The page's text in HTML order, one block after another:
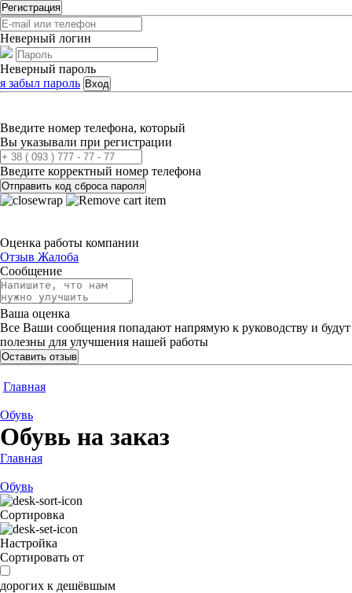
Регистрация
Неверный логин
Неверный пароль
я забыл пароль Вход
Введите номер телефона, который
Вы указывали при регистрации
Введите корректный номер телефона
Отправить код сброса пароля
Оценка работы компании
Отзыв Жалоба
Сообщение
Ваша оценка
Все Ваши сообщения попадают напрямую к руководству и будут
полезны для улучшения нашей работы
Оставить отзыв
Главная
Обувь
Обувь на заказ
Главная
Обувь
Сортировка
Настройка
Сортировать от
дорогих к дешёвшым